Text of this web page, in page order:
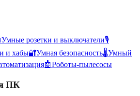
Умные розетки и выключатели🎙️
и хабы🔐Умная безопасность🌡️Умный
🤖Роботы-пылесосы
ПК